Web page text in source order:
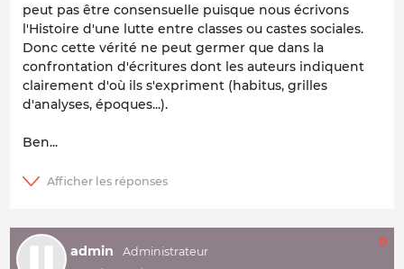
peut pas être consensuelle puisque nous écrivons
l'Histoire d'une lutte entre classes ou castes sociales.
Donc cette vérité ne peut germer que dans la
confrontation d'écritures dont les auteurs indiquent
clairement d'où ils s'expriment (habitus, grilles
d'analyses, époques...).
Ben...
admin
0